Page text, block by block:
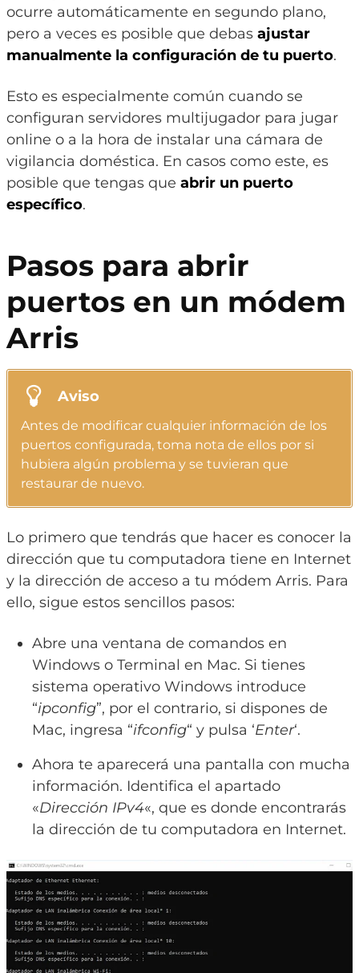
ocurre automáticamente en segundo plano,
pero a veces es posible que debas ajustar
manualmente la configuración de tu puerto.
Esto es especialmente común cuando se
configuran servidores multijugador para jugar
online o a la hora de instalar una cámara de
vigilancia doméstica. En casos como este, es
posible que tengas que abrir un puerto
específico.
Pasos para abrir
puertos en un módem
Arris
Aviso
Antes de modificar cualquier información de los
puertos configurada, toma nota de ellos por si
hubiera algún problema y se tuvieran que
restaurar de nuevo.
Lo primero que tendrás que hacer es conocer la
dirección que tu computadora tiene en Internet
y la dirección de acceso a tu módem Arris. Para
ello, sigue estos sencillos pasos:
Abre una ventana de comandos en
Windows o Terminal en Mac. Si tienes
sistema operativo Windows introduce
“ipconfig”, por el contrario, si dispones de
Mac, ingresa “ifconfig“ y pulsa ‘Enter‘.
Ahora te aparecerá una pantalla con mucha
información. Identifica el apartado
«Dirección IPv4«, que es donde encontrarás
la dirección de tu computadora en Internet.